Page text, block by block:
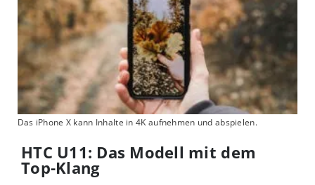
Das iPhone X kann Inhalte in 4K aufnehmen und abspielen.
HTC U11: Das Modell mit dem
Top-Klang